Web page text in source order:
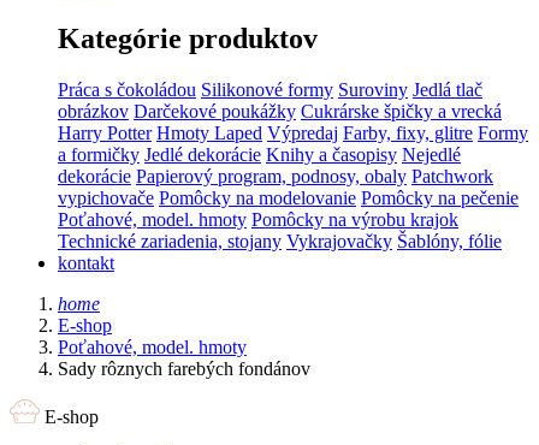
Kategórie produktov
Práca s čokoládou Silikonové formy Suroviny Jedlá tlač
obrázkov Darčekové poukážky Cukrárske špičky a vrecká
Harry Potter Hmoty Laped Výpredaj Farby, fixy, glitre Formy
a formičky Jedlé dekorácie Knihy a časopisy Nejedlé
dekorácie Papierový program, podnosy, obaly Patchwork
vypichovače Pomôcky na modelovanie Pomôcky na pečenie
Poťahové, model. hmoty Pomôcky na výrobu krajok
Technické zariadenia, stojany Vykrajovačky Šablóny, fólie
kontakt
home
E-shop
Poťahové, model. hmoty
Sady rôznych farebých fondánov
E-shop